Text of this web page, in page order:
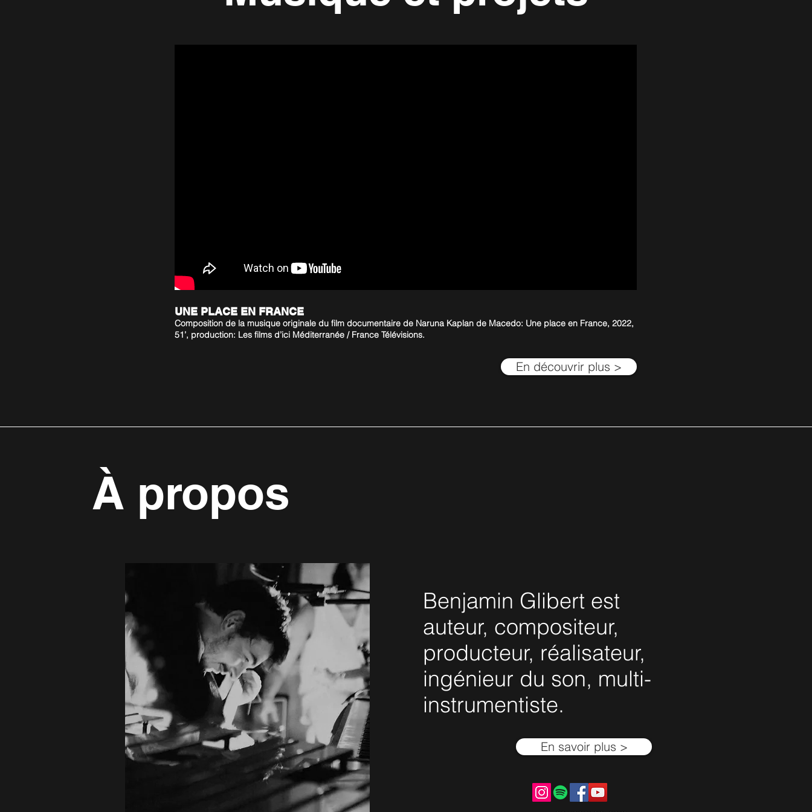
UNE PLACE EN FRANCE
Composition de la musique originale du film documentaire de Naruna Kaplan de Macedo: Une place en France, 2022,
51’, production: Les films d’ici Méditerranée / France Télévisions.
En découvrir plus >
À propos
Benjamin Glibert est
auteur, compositeur,
producteur, réalisateur,
ingénieur du son, multi-
instrumentiste.
En savoir plus >